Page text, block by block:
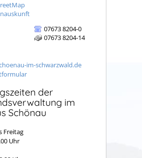
07673 8204-0
07673 8204-14
im-schwarzwald.de
der
im
Schönau
Freitag
Uhr